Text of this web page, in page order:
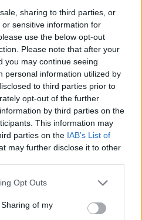
sharing to third parties, or
sensitive information for
use the below opt-out
Please note that after your
you may continue seeing
personal information utilized by
to third parties prior to
opt-out of the further
by third parties on the
This information may
parties on the IAB’s List of
may further disclose it to other
Opt Outs
of my
με ένα όπλο και 2
κατοχή του. Εκτοτε σιωπή
για τον μέχρι πρότινος
με τον γνωστό
πάντες και τα πάντα υπό
ακύρωσης εκείνου
«κατεστημένο»,